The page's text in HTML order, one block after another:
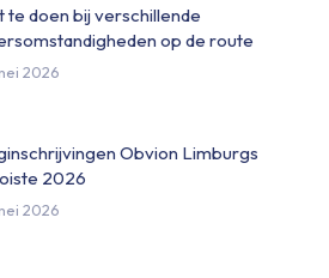
te doen bij verschillende
op de route
2026
Obvion Limburgs
2026
2026